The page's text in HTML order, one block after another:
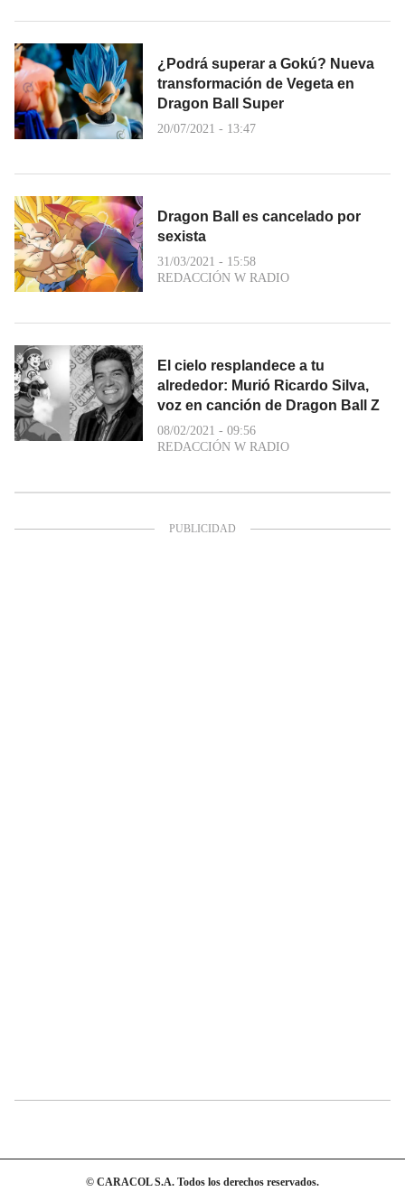
¿Podrá superar a Gokú? Nueva
transformación de Vegeta en
Dragon Ball Super
20/07/2021 - 13:47
Dragon Ball es cancelado por
sexista
31/03/2021 - 15:58
REDACCIÓN W RADIO
El cielo resplandece a tu
alrededor: Murió Ricardo Silva,
voz en canción de Dragon Ball Z
08/02/2021 - 09:56
REDACCIÓN W RADIO
© CARACOL S.A. Todos los derechos reservados.